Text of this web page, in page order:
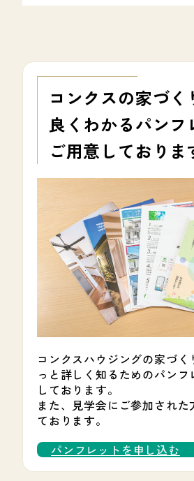
コンクスの家づく
良くわかるパンフ
ご用意しておりま
コンクスハウジングの家づく
っと詳しく知るためのパン
しております。
また、見学会にご参加され
ております。
パンフレットを申し込む